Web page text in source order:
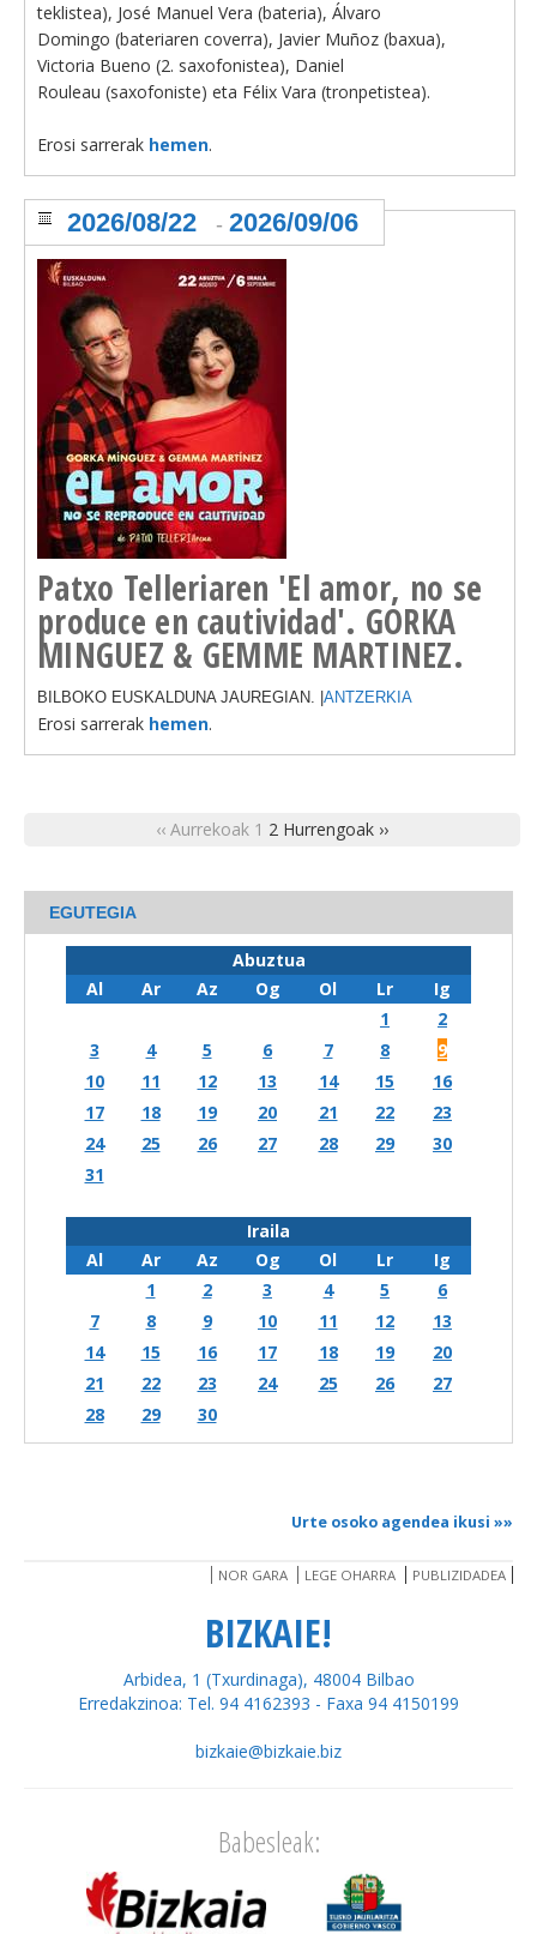
teklistea), José Manuel Vera (bateria), Álvaro
Domingo (bateriaren coverra), Javier Muñoz (baxua),
Victoria Bueno (2. saxofonistea), Daniel
Rouleau (saxofoniste) eta Félix Vara (tronpetistea).
Erosi sarrerak hemen.
Patxo Telleriaren 'El amor, no se
produce en cautividad'. GORKA
MINGUEZ & GEMME MARTINEZ.
2026/08/22 - 2026/09/06
BILBOKO EUSKALDUNA JAUREGIAN. | ANTZERKIA
Erosi sarrerak hemen.
‹‹ Aurrekoak 1 2 Hurrengoak ››
EGUTEGIA
Abuztua
Al
Ar Az Og Ol Lr
Ig
1
2
3
4 5 6 7 8
9
10
11 12 13 14 15
16
17
18 19 20 21 22
23
24
25 26 27 28 29
30
31
Iraila
Al
Ar Az Og Ol Lr
Ig
1
2 3 4 5
6
7
8 9 10 11 12
13
14
15 16 17 18 19
20
21
22 23 24 25 26
27
28
29 30
Urte osoko agendea ikusi »»
NOR GARA LEGE OHARRA PUBLIZIDADEA
BIZKAIE!
Arbidea, 1 (Txurdinaga), 48004 Bilbao
Erredakzinoa: Tel. 94 4162393 - Faxa 94 4150199
bizkaie@bizkaie.biz
Babesleak: